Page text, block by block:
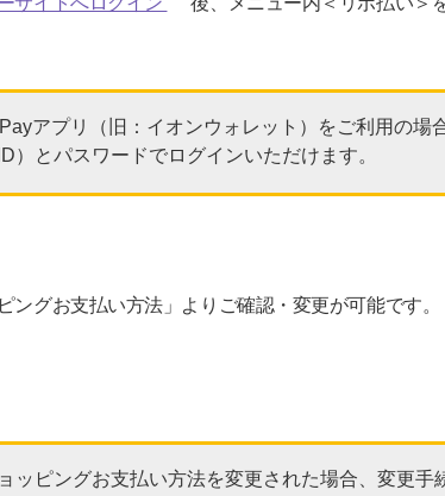
アプリ（旧：イオンウォレット）をご利用の場
）とパスワードでログインいただけます。
ングお支払い方法」よりご確認・変更が可能です。
ッピングお支払い方法を変更された場合、変更